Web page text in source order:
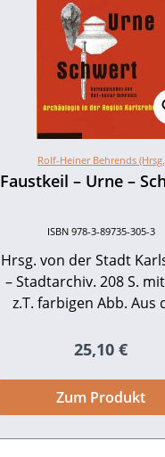
Rolf-Heiner Behrends
Faustkeil – Urne –
ISBN 978-3-89735-305-3
Hrsg. von der Stadt
– Stadtarchiv. 208 S.
z.T. farbigen Abb. Aus
ISBN 978-3-89735-305-3.
zum Download
Regulärer
25,10 €
Zum Produkt